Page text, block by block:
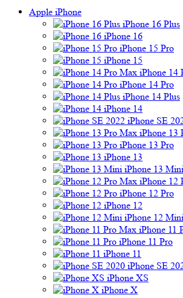
Apple iPhone
iPhone 16 Plus
iPhone 16
iPhone 15 Pro
iPhone 15
iPhone 14
iPhone 14 Pro
iPhone 14 Plus
iPhone 14
iPhone SE
iPhone 13
iPhone 13 Pro
iPhone 13
iPhone 13 Mini
iPhone 12
iPhone 12 Pro
iPhone 12
iPhone 12 Mini
iPhone 11
iPhone 11 Pro
iPhone 11
iPhone SE
iPhone XS
iPhone X